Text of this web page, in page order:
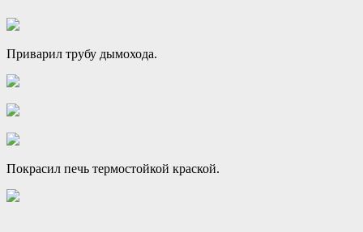
Приварил трубу дымохода.
Покрасил печь термостойкой краской.